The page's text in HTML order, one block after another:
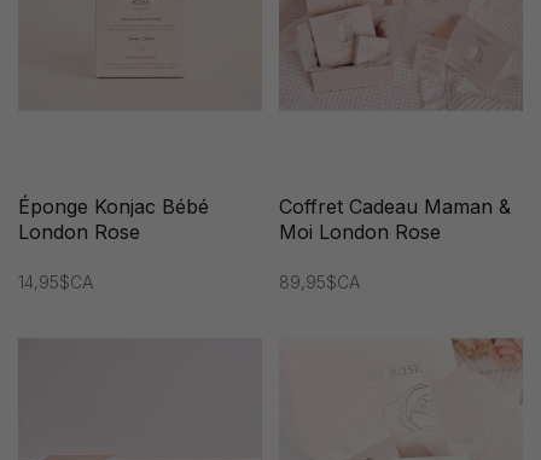
Éponge Konjac Bébé
London Rose
14,95$CA
Coffret Cadeau Maman &
Moi London Rose
89,95$CA